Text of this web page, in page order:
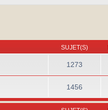
SUJET(S)
1273
1456